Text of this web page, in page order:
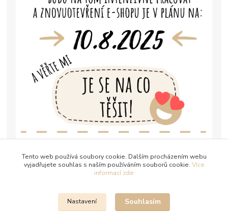
Tento web používá soubory cookie. Dalším procházením webu
vyjadřujete souhlas s naším používáním souborů cookie. Více
informací zde
Nastavení Souhlasím